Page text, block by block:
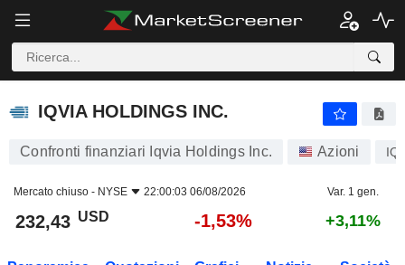
IQVIA HOLDINGS INC.
IQVIA HOLDINGS INC.
Confronti finanziari Iqvia Holdings Inc. Azioni
Mercato chiuso - NYSE 22:00:03 06/08/2026 Var. 1 gen.
232,43 USD -1,53% +3,11%